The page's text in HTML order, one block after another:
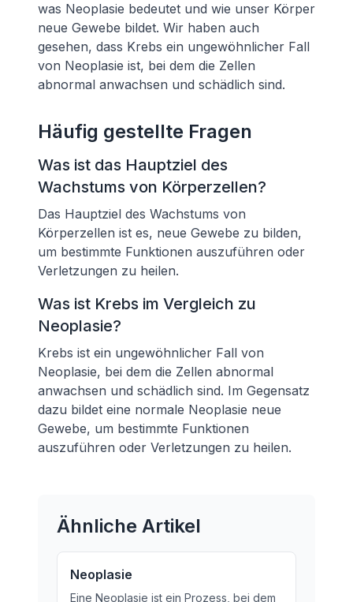
was Neoplasie bedeutet und wie unser Körper
neue Gewebe bildet. Wir haben auch
gesehen, dass Krebs ein ungewöhnlicher Fall
von Neoplasie ist, bei dem die Zellen
abnormal anwachsen und schädlich sind.
Häufig gestellte Fragen
Was ist das Hauptziel des
Wachstums von Körperzellen?
Das Hauptziel des Wachstums von
Körperzellen ist es, neue Gewebe zu bilden,
um bestimmte Funktionen auszuführen oder
Verletzungen zu heilen.
Was ist Krebs im Vergleich zu
Neoplasie?
Krebs ist ein ungewöhnlicher Fall von
Neoplasie, bei dem die Zellen abnormal
anwachsen und schädlich sind. Im Gegensatz
dazu bildet eine normale Neoplasie neue
Gewebe, um bestimmte Funktionen
auszuführen oder Verletzungen zu heilen.
Ähnliche Artikel
Neoplasie
Eine Neoplasie ist ein Prozess, bei dem